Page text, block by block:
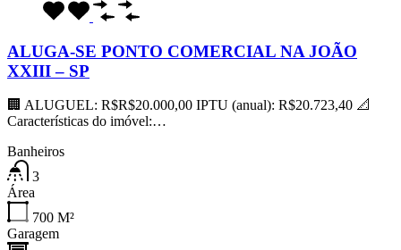
ALUGA-SE PONTO COMERCIAL NA JOÃO
XXIII – SP
🏢 ALUGUEL: R$R$20.000,00 IPTU (anual): R$20.723,40 📐
Características do imóvel:…
Banheiros
3
Área
700 M²
Garagem